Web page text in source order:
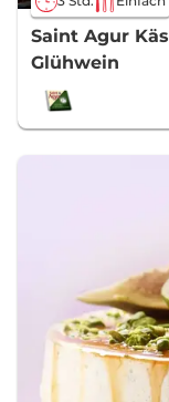
Saint Agur
Glühwein